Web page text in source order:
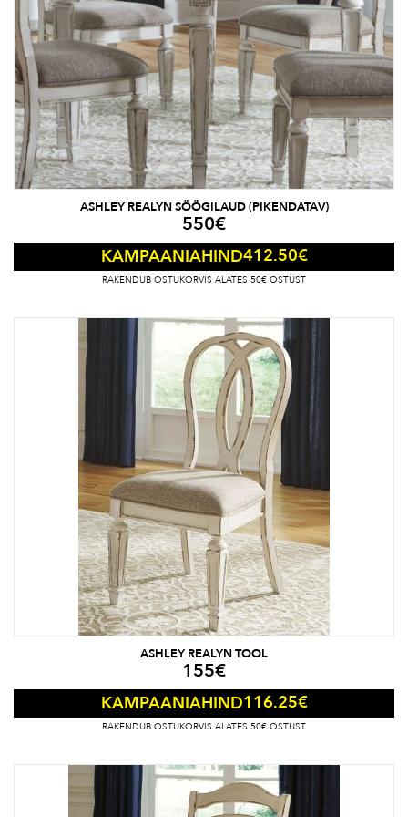
ASHLEY REALYN SÖÖGILAUD (PIKENDATAV)
550€
KAMPAANIAHIND412.50€
RAKENDUB OSTUKORVIS ALATES 50€ OSTUST
ASHLEY REALYN TOOL
155€
KAMPAANIAHIND116.25€
RAKENDUB OSTUKORVIS ALATES 50€ OSTUST